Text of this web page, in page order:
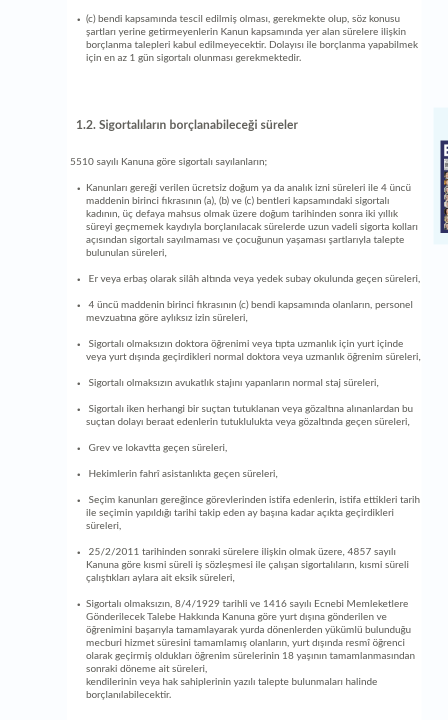
(c) bendi kapsamında tescil edilmiş olması, gerekmekte olup, söz konusu
şartları yerine getirmeyenlerin Kanun kapsamında yer alan sürelere ilişkin
borçlanma talepleri kabul edilmeyecektir. Dolayısı ile borçlanma yapabilmek
için en az 1 gün sigortalı olunması gerekmektedir.
1.2. Sigortalıların borçlanabileceği süreler
5510 sayılı Kanuna göre sigortalı sayılanların;
Kanunları gereği verilen ücretsiz doğum ya da analık izni süreleri ile 4 üncü
maddenin birinci fıkrasının (a), (b) ve (c) bentleri kapsamındaki sigortalı
kadının, üç defaya mahsus olmak üzere doğum tarihinden sonra iki yıllık
süreyi geçmemek kaydıyla borçlanılacak sürelerde uzun vadeli sigorta kolları
açısından sigortalı sayılmaması ve çocuğunun yaşaması şartlarıyla talepte
bulunulan süreleri,
Er veya erbaş olarak silâh altında veya yedek subay okulunda geçen süreleri,
4 üncü maddenin birinci fıkrasının (c) bendi kapsamında olanların, personel
mevzuatına göre aylıksız izin süreleri,
Sigortalı olmaksızın doktora öğrenimi veya tıpta uzmanlık için yurt içinde
veya yurt dışında geçirdikleri normal doktora veya uzmanlık öğrenim süreleri,
Sigortalı olmaksızın avukatlık stajını yapanların normal staj süreleri,
Sigortalı iken herhangi bir suçtan tutuklanan veya gözaltına alınanlardan bu
suçtan dolayı beraat edenlerin tutuklulukta veya gözaltında geçen süreleri,
Grev ve lokavtta geçen süreleri,
Hekimlerin fahrî asistanlıkta geçen süreleri,
Seçim kanunları gereğince görevlerinden istifa edenlerin, istifa ettikleri tarih
ile seçimin yapıldığı tarihi takip eden ay başına kadar açıkta geçirdikleri
süreleri,
25/2/2011 tarihinden sonraki sürelere ilişkin olmak üzere, 4857 sayılı
Kanuna göre kısmi süreli iş sözleşmesi ile çalışan sigortalıların, kısmi süreli
çalıştıkları aylara ait eksik süreleri,
Sigortalı olmaksızın, 8/4/1929 tarihli ve 1416 sayılı Ecnebi Memleketlere
Gönderilecek Talebe Hakkında Kanuna göre yurt dışına gönderilen ve
öğrenimini başarıyla tamamlayarak yurda dönenlerden yükümlü bulunduğu
mecburi hizmet süresini tamamlamış olanların, yurt dışında resmî öğrenci
olarak geçirmiş oldukları öğrenim sürelerinin 18 yaşının tamamlanmasından
sonraki döneme ait süreleri,
kendilerinin veya hak sahiplerinin yazılı talepte bulunmaları halinde
borçlanılabilecektir.